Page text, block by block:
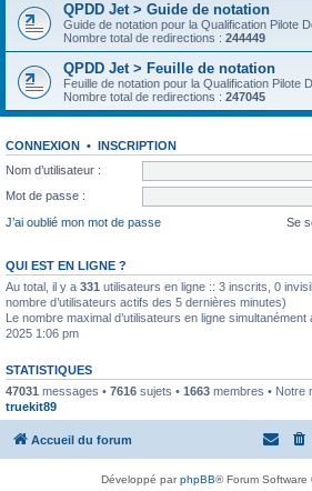
QPDD Jet > Guide de notation
Guide de notation pour la Qualification Pilote
Nombre total de redirections : 244449
QPDD Jet > Feuille de notation
Feuille de notation pour la Qualification Pilote
Nombre total de redirections : 247045
CONNEXION • INSCRIPTION
Nom d’utilisateur :
Mot de passe :
J’ai oublié mon mot de passe
Se
QUI EST EN LIGNE ?
Au total, il y a 331 utilisateurs en ligne :: 3 inscrits, 0
nombre d’utilisateurs actifs des 5 dernières minutes)
Le nombre maximal d’utilisateurs en ligne simultanément
2025 1:06 pm
STATISTIQUES
47031 messages • 7616 sujets • 1663 membres • Notre
truekit89
Accueil du forum
Développé parphpBB® Forum Software